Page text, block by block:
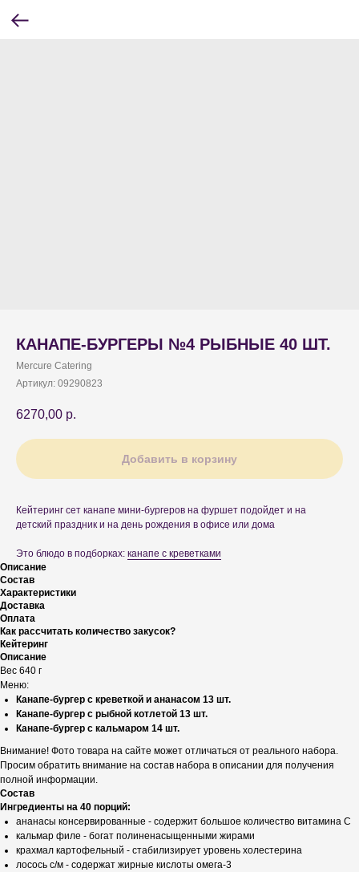
КАНАПЕ-БУРГЕРЫ №4 РЫБНЫЕ 40 ШТ.
Mercure Catering
Артикул: 09290823
6270,00 р.
Добавить в корзину
Кейтеринг сет канапе мини-бургеров на фуршет подойдет и на
детский праздник и на день рождения в офисе или дома
Это блюдо в подборках: канапе с креветками
Описание
Состав
Характеристики
Доставка
Оплата
Как рассчитать количество закусок?
Кейтеринг
Описание
Вес 640 г
Меню:
Канапе-бургер с креветкой и ананасом 13 шт.
Канапе-бургер с рыбной котлетой 13 шт.
Канапе-бургер с кальмаром 14 шт.
Внимание! Фото товара на сайте может отличаться от реального набора.
Просим обратить внимание на состав набора в описании для получения
полной информации.
Состав
Ингредиенты на 40 порций:
ананасы консервированные - содержит большое количество витамина С
кальмар филе - богат полиненасыщенными жирами
крахмал картофельный - стабилизирует уровень холестерина
лосось с/м - содержат жирные кислоты омега-3